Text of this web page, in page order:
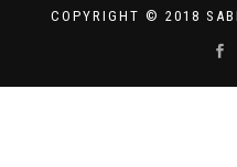
COPYRIGHT © 2018